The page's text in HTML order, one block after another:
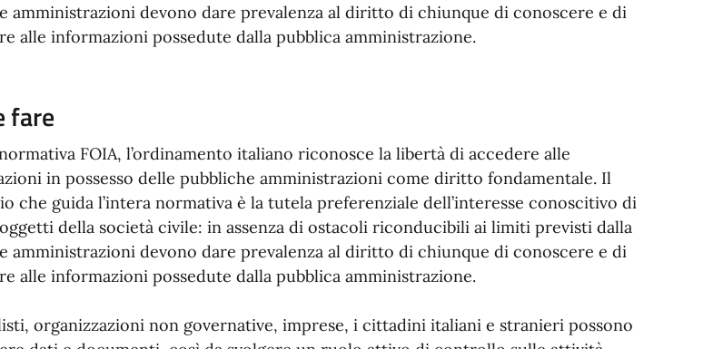
amministrazioni devono dare prevalenza al diritto di chiunque di conoscere e di
alle informazioni possedute dalla pubblica amministrazione.
fare
FOIA, l’ordinamento italiano riconosce la libertà di accedere alle
in possesso delle pubbliche amministrazioni come diritto fondamentale. Il
che guida l’intera normativa è la tutela preferenziale dell’interesse conoscitivo di
della società civile: in assenza di ostacoli riconducibili ai limiti previsti dalla
amministrazioni devono dare prevalenza al diritto di chiunque di conoscere e di
alle informazioni possedute dalla pubblica amministrazione.
organizzazioni non governative, imprese, i cittadini italiani e stranieri possono